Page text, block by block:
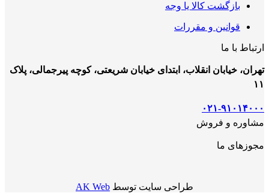
بازگشت کالا یا وجه
قوانین و مقررات
ارتباط با ما
تهران، خیابان انقلاب، ابتدای خیابان شریعتی، کوچه پیرجمالی، پلاک
۱۱
۰۲۱-۹۱۰۱۴۰۰۰
مشاوره و فروش
مجوزهای ما
طراحی سایت توسط AK Web